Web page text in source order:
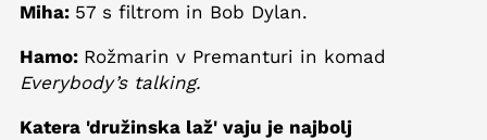
Miha: 57 s filtrom in Bob Dylan.
Hamo: Rožmarin v Premanturi in komad
Everybody’s talking.
Katera 'družinska laž' vaju je najbolj